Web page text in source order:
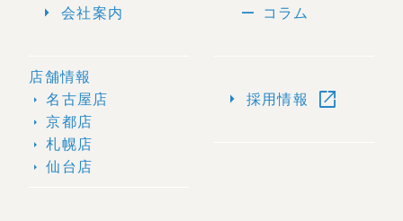
arrow_right 会社案内
店舗情報
arrow_right 名古屋店
arrow_right 京都店
arrow_right 札幌店
arrow_right 仙台店
remove コラム
arrow_right 採用情報 open_in_new